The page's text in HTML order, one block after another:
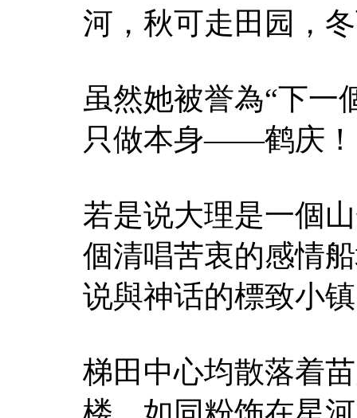
河，秋可走田园，
虽然她被誉為“下一
只做本身——鹤庆！
若是说大理是一個
個清唱苦衷的感情
说與神话的標致小
梯田中心均散落着